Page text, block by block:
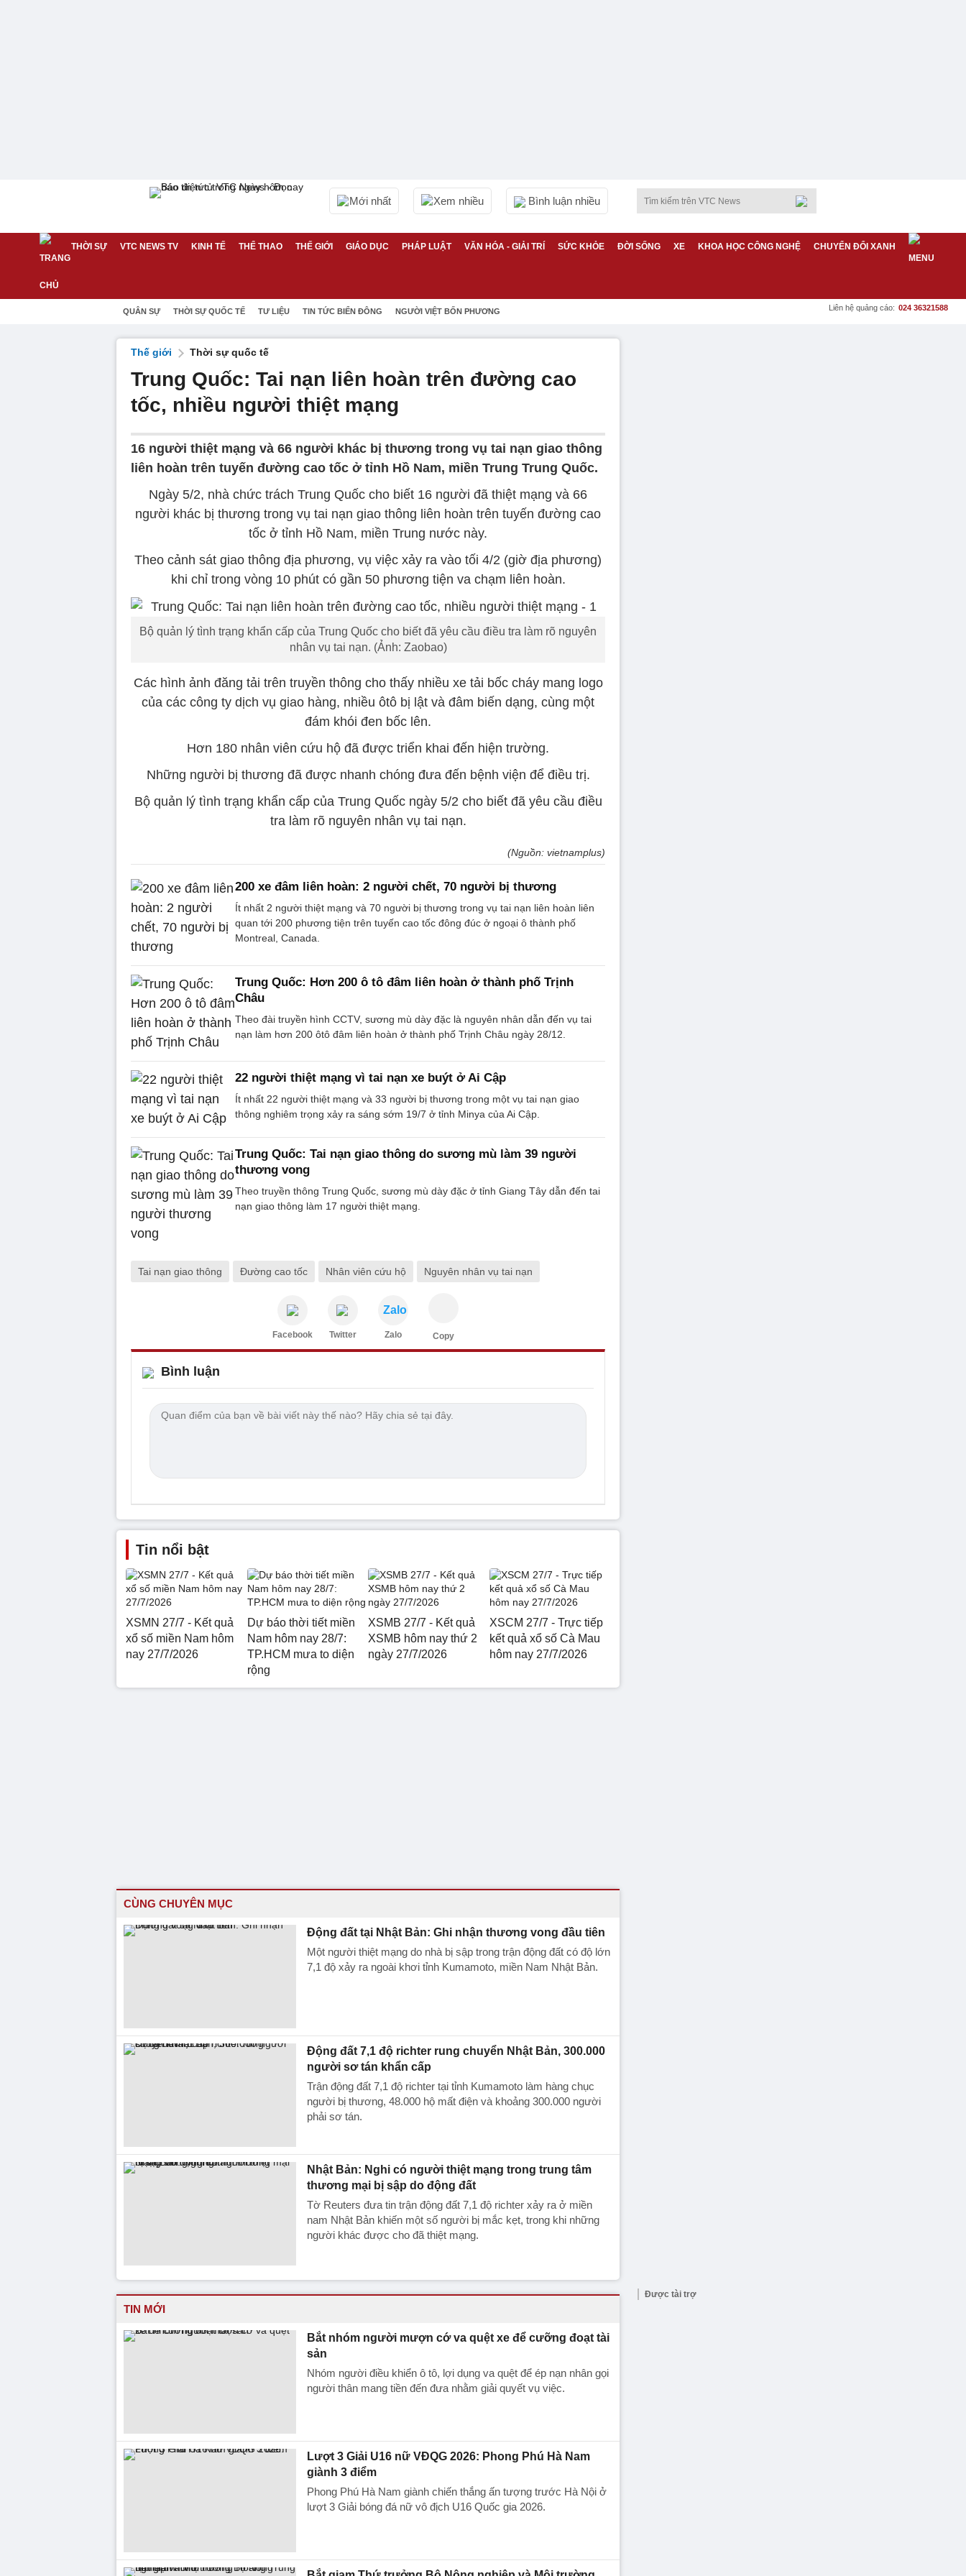
Mới nhất Xem nhiều Bình luận nhiều
THỜI SỰ VTC NEWS TV KINH TẾ THỂ THAO THẾ GIỚI GIÁO DỤC PHÁP LUẬT VĂN HÓA - GIẢI TRÍ SỨC KHỎE ĐỜI SỐNG XE KHOA HỌC CÔNG NGHỆ CHUYỂN ĐỔI XANH
QUÂN SỰ THỜI SỰ QUỐC TẾ TƯ LIỆU TIN TỨC BIỂN ĐÔNG NGƯỜI VIỆT BỐN PHƯƠNG Liên hệ quảng cáo: 024 36321588
Thế giới Thời sự quốc tế
Trung Quốc: Tai nạn liên hoàn trên đường cao
tốc, nhiều người thiệt mạng
16 người thiệt mạng và 66 người khác bị thương trong vụ tai nạn giao thông
liên hoàn trên tuyến đường cao tốc ở tỉnh Hồ Nam, miền Trung Trung Quốc.
Ngày 5/2, nhà chức trách Trung Quốc cho biết 16 người đã thiệt mạng và 66
người khác bị thương trong vụ tai nạn giao thông liên hoàn trên tuyến đường cao
tốc ở tỉnh Hồ Nam, miền Trung nước này.
Theo cảnh sát giao thông địa phương, vụ việc xảy ra vào tối 4/2 (giờ địa phương)
khi chỉ trong vòng 10 phút có gần 50 phương tiện va chạm liên hoàn.
Bộ quản lý tình trạng khẩn cấp của Trung Quốc cho biết đã yêu cầu điều tra làm rõ nguyên
nhân vụ tai nạn. (Ảnh: Zaobao)
Các hình ảnh đăng tải trên truyền thông cho thấy nhiều xe tải bốc cháy mang logo
của các công ty dịch vụ giao hàng, nhiều ôtô bị lật và đâm biến dạng, cùng một
đám khói đen bốc lên.
Hơn 180 nhân viên cứu hộ đã được triển khai đến hiện trường.
Những người bị thương đã được nhanh chóng đưa đến bệnh viện để điều trị.
Bộ quản lý tình trạng khẩn cấp của Trung Quốc ngày 5/2 cho biết đã yêu cầu điều
tra làm rõ nguyên nhân vụ tai nạn.
(Nguồn: vietnamplus)
200 xe đâm liên hoàn: 2 người chết, 70 người bị thương
Ít nhất 2 người thiệt mạng và 70 người bị thương trong vụ tai nạn liên hoàn liên
quan tới 200 phương tiện trên tuyến cao tốc đông đúc ở ngoại ô thành phố
Montreal, Canada.
Trung Quốc: Hơn 200 ô tô đâm liên hoàn ở thành phố Trịnh
Châu
Theo đài truyền hình CCTV, sương mù dày đặc là nguyên nhân dẫn đến vụ tai
nạn làm hơn 200 ôtô đâm liên hoàn ở thành phố Trịnh Châu ngày 28/12.
22 người thiệt mạng vì tai nạn xe buýt ở Ai Cập
Ít nhất 22 người thiệt mạng và 33 người bị thương trong một vụ tai nạn giao
thông nghiêm trọng xảy ra sáng sớm 19/7 ở tỉnh Minya của Ai Cập.
Trung Quốc: Tai nạn giao thông do sương mù làm 39 người
thương vong
Theo truyền thông Trung Quốc, sương mù dày đặc ở tỉnh Giang Tây dẫn đến tai
nạn giao thông làm 17 người thiệt mạng.
Tai nạn giao thông Đường cao tốc Nhân viên cứu hộ Nguyên nhân vụ tai nạn
Facebook Twitter
Zalo
Zalo Copy
Bình luận
Tin nổi bật
XSMN 27/7 - Kết quả
xổ số miền Nam hôm
nay 27/7/2026
Dự báo thời tiết miền
Nam hôm nay 28/7:
TP.HCM mưa to diện
rộng
XSMB 27/7 - Kết quả
XSMB hôm nay thứ 2
ngày 27/7/2026
XSCM 27/7 - Trực tiếp
kết quả xổ số Cà Mau
hôm nay 27/7/2026
CÙNG CHUYÊN MỤC
Động đất tại Nhật Bản: Ghi nhận thương vong đầu tiên
Một người thiệt mạng do nhà bị sập trong trận động đất có độ lớn
7,1 độ xảy ra ngoài khơi tỉnh Kumamoto, miền Nam Nhật Bản.
Động đất 7,1 độ richter rung chuyển Nhật Bản, 300.000
người sơ tán khẩn cấp
Trận động đất 7,1 độ richter tại tỉnh Kumamoto làm hàng chục
người bị thương, 48.000 hộ mất điện và khoảng 300.000 người
phải sơ tán.
Nhật Bản: Nghi có người thiệt mạng trong trung tâm
thương mại bị sập do động đất
Tờ Reuters đưa tin trận động đất 7,1 độ richter xảy ra ở miền
nam Nhật Bản khiến một số người bị mắc kẹt, trong khi những
người khác được cho đã thiệt mạng.
TIN MỚI
Bắt nhóm người mượn cớ va quệt xe để cưỡng đoạt tài
sản
Nhóm người điều khiển ô tô, lợi dụng va quệt để ép nạn nhân gọi
người thân mang tiền đến đưa nhằm giải quyết vụ việc.
Lượt 3 Giải U16 nữ VĐQG 2026: Phong Phú Hà Nam
giành 3 điểm
Phong Phú Hà Nam giành chiến thắng ấn tượng trước Hà Nội ở
lượt 3 Giải bóng đá nữ vô địch U16 Quốc gia 2026.
Được tài trợ